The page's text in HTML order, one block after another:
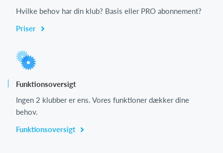
Hvilke behov har din klub? Basis eller PRO abonnement?
Priser
Funktionsoversigt
Ingen 2 klubber er ens. Vores funktioner dækker dine
behov.
Funktionsoversigt